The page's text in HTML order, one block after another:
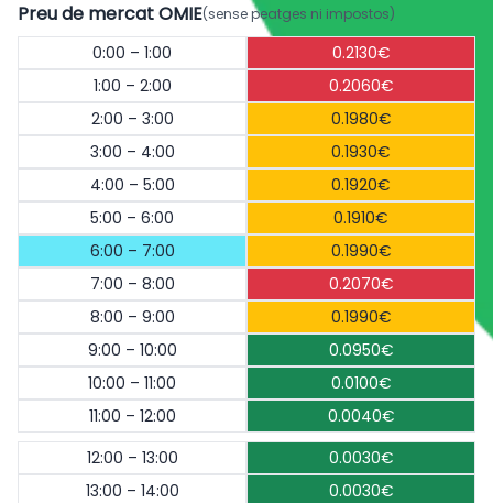
Preu de mercat OMIE(sense peatges ni impostos)
0:00 – 1:00
0.2130€
1:00 – 2:00
0.2060€
2:00 – 3:00
0.1980€
3:00 – 4:00
0.1930€
4:00 – 5:00
0.1920€
5:00 – 6:00
0.1910€
6:00 – 7:00
0.1990€
7:00 – 8:00
0.2070€
8:00 – 9:00
0.1990€
9:00 – 10:00
0.0950€
10:00 – 11:00
0.0100€
11:00 – 12:00
0.0040€
12:00 – 13:00
0.0030€
13:00 – 14:00
0.0030€